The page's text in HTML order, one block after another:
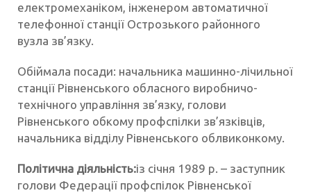
електромеханіком, інженером автоматичної
телефонної станції Острозького районного
вузла зв’язку.
Обіймала посади: начальника машинно-лічильної
станції Рівненського обласного виробничо-
технічного управління зв’язку, голови
Рівненського обкому профспілки зв’язківців,
начальника відділу Рівненського облвиконкому.
Політична діяльність:із січня 1989 р. – заступник
голови Федерації профспілок Рівненської